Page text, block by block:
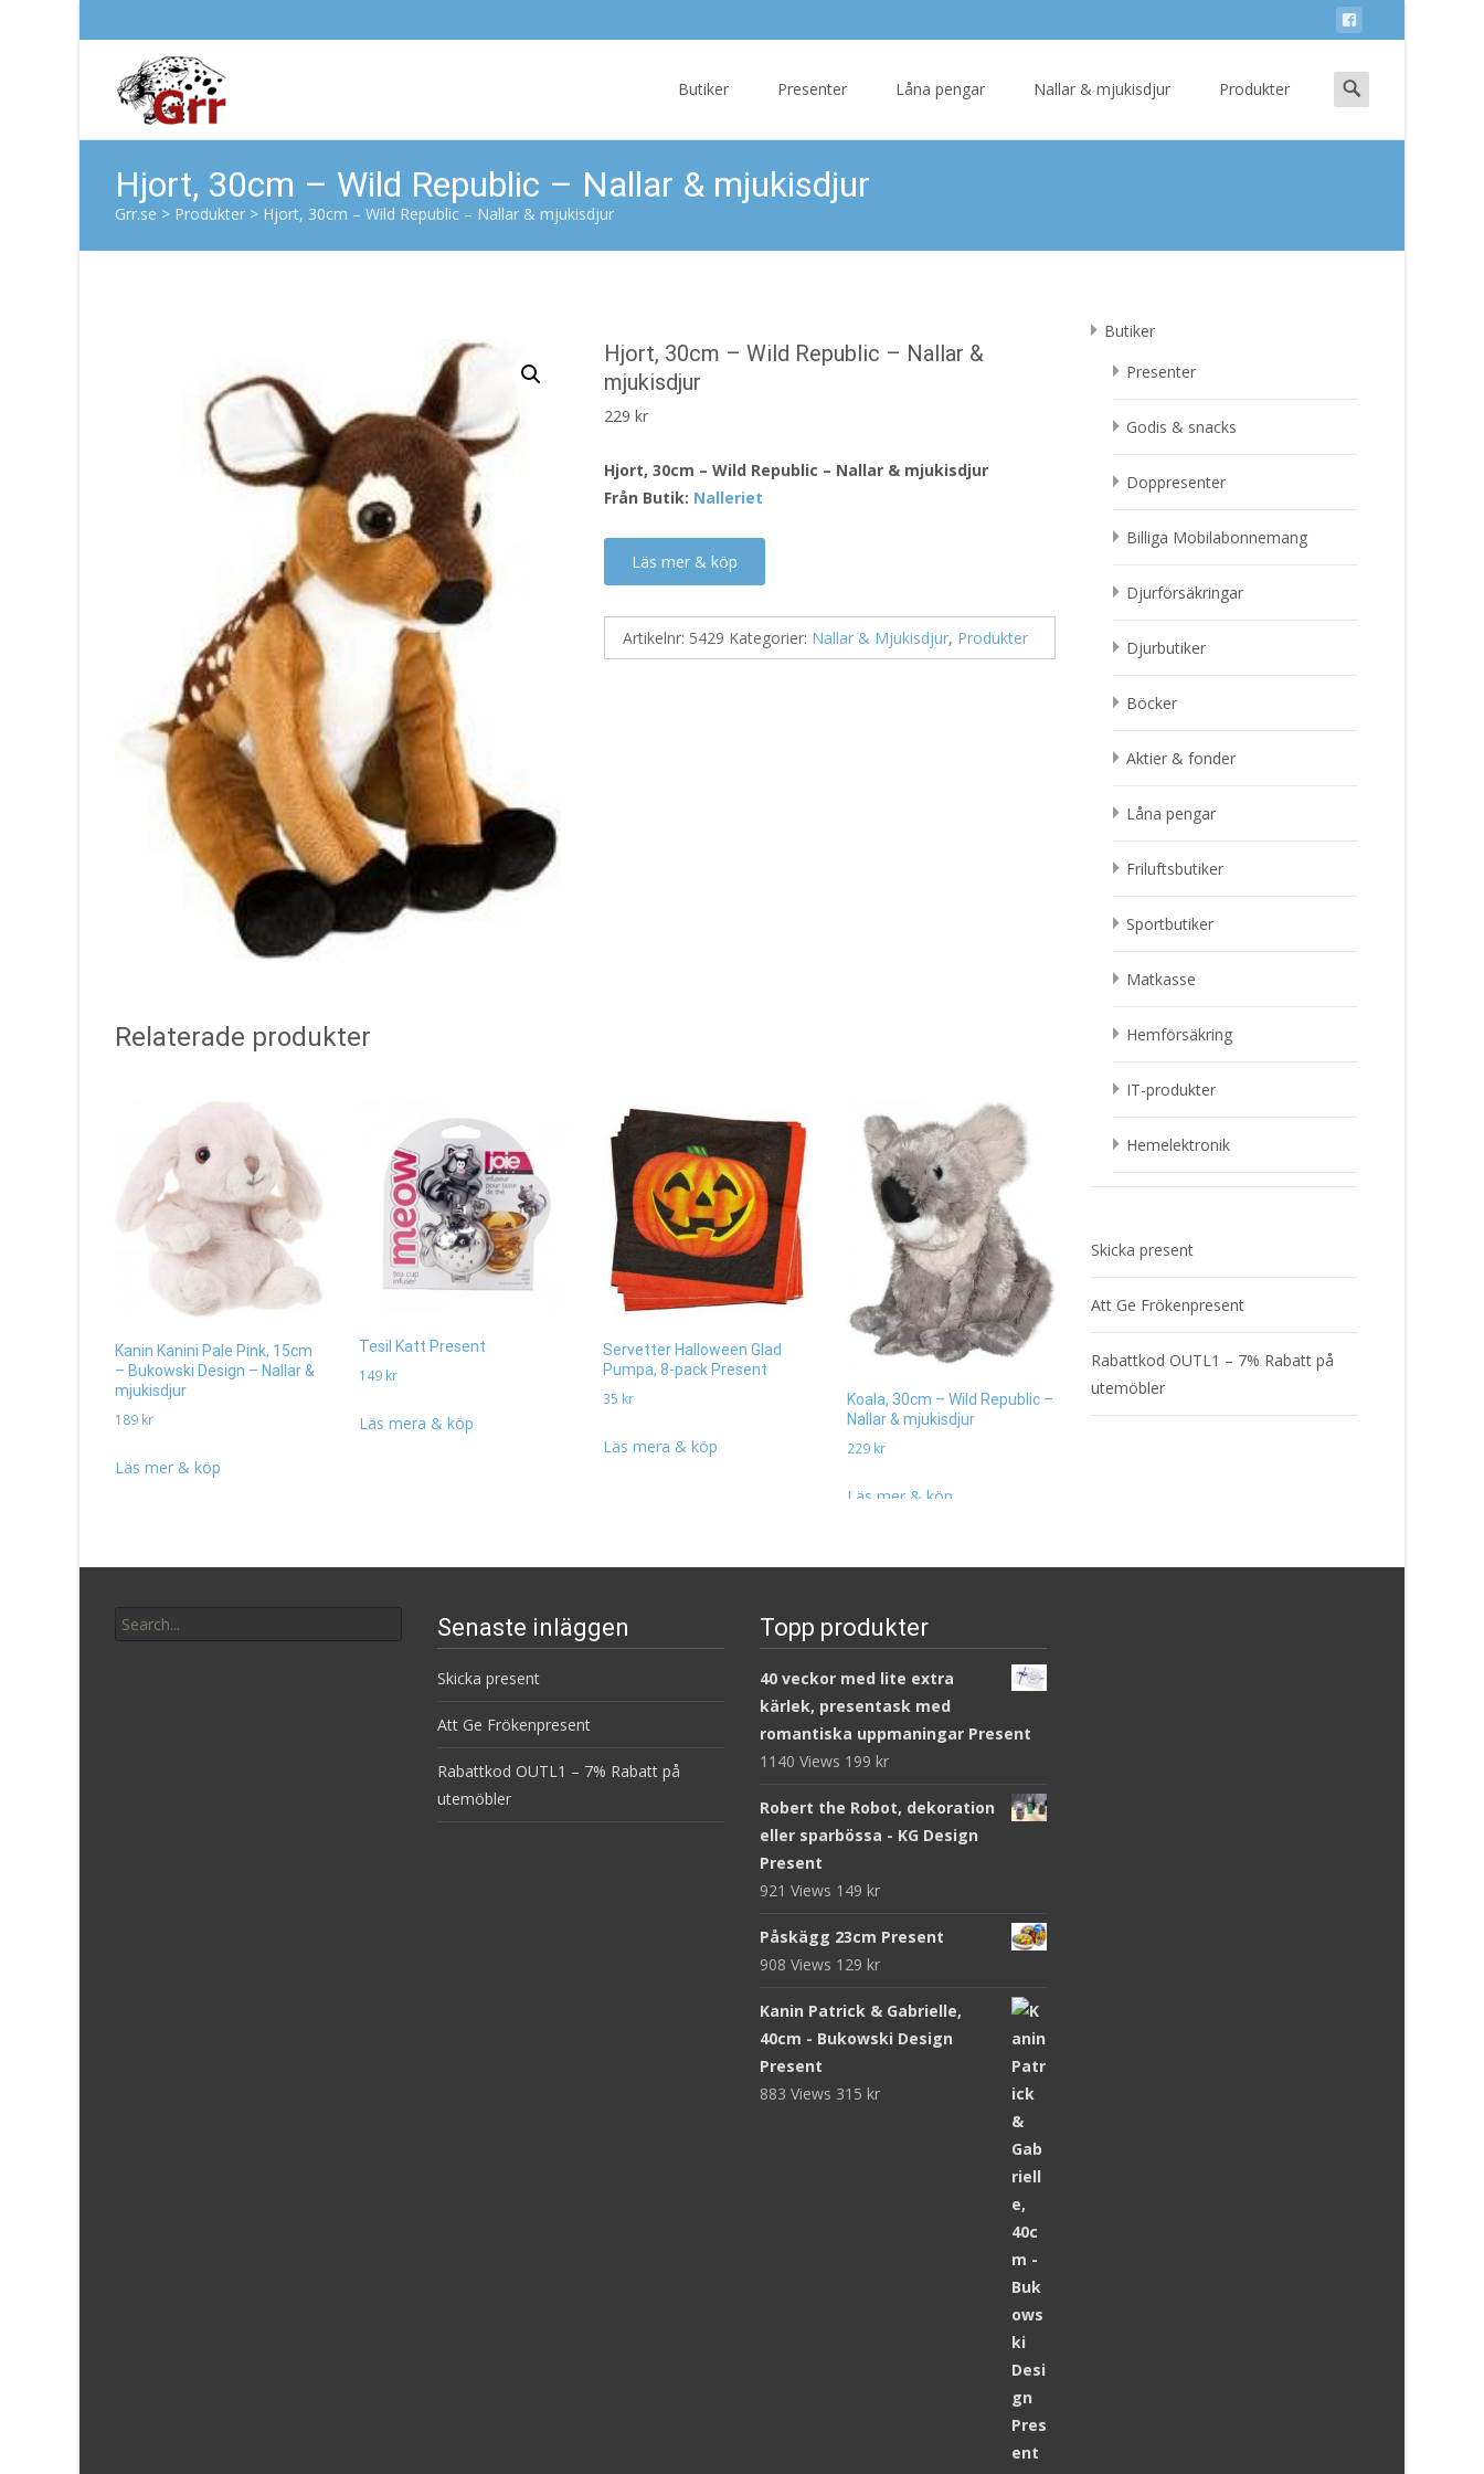
Butiker Presenter Låna pengar Nallar & mjukisdjur Produkter
Search
for:
Hjort, 30cm – Wild Republic – Nallar & mjukisdjur
Grr.se > Produkter > Hjort, 30cm – Wild Republic – Nallar & mjukisdjur
Hjort, 30cm – Wild Republic – Nallar &
mjukisdjur
229kr
Hjort, 30cm – Wild Republic – Nallar & mjukisdjur
Från Butik: Nalleriet
Läs mer & köp
Artikelnr: 5429 Kategorier: Nallar & Mjukisdjur, Produkter
Relaterade produkter
Kanin Kanini Pale Pink, 15cm
– Bukowski Design – Nallar &
mjukisdjur
189 kr
Läs mer & köp
Tesil Katt Present
149 kr
Läs mera & köp
Servetter Halloween Glad
Pumpa, 8-pack Present
35 kr
Läs mera & köp
Koala, 30cm – Wild Republic –
Nallar & mjukisdjur
229 kr
Läs mer & köp
Robert the Robot, dekoration
eller sparbössa – KG Design
Present
149kr
Läs mera & köp
Company Present
Läs mera & köp
Butiker
Presenter
Godis & snacks
Doppresenter
Billiga Mobilabonnemang
Djurförsäkringar
Djurbutiker
Böcker
Aktier & fonder
Låna pengar
Friluftsbutiker
Sportbutiker
Matkasse
Hemförsäkring
IT-produkter
Hemelektronik
Skicka present
Att Ge Frökenpresent
Rabattkod OUTL1 – 7% Rabatt på
utemöbler
for:
Senaste inläggen
Skicka present
Att Ge Frökenpresent
Rabattkod OUTL1 – 7% Rabatt på
utemöbler
Topp produkter
40 veckor med lite extra
kärlek, presentask med
romantiska uppmaningar Present
1140 Views 199 kr
Robert the Robot, dekoration
eller sparbössa - KG Design
Present
921 Views 149 kr
Påskägg 23cm Present
908 Views 129 kr
Kanin Patrick & Gabrielle,
40cm - Bukowski Design
Present
883 Views 315 kr